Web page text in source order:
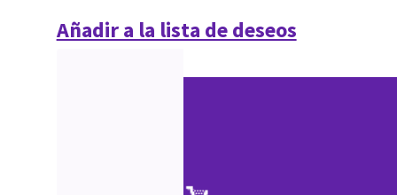
Añadir a la lista de deseos